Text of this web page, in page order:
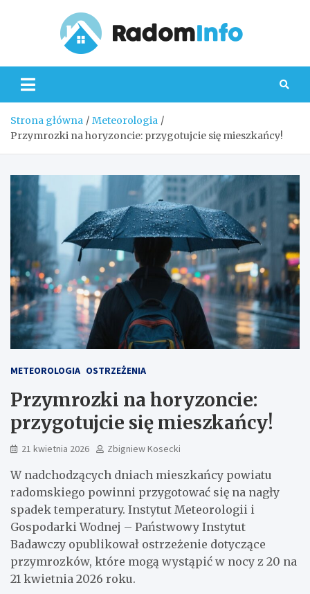
Strona główna
Meteorologia
Przymrozki na horyzoncie: przygotujcie się mieszkańcy!
METEOROLOGIA OSTRZEŻENIA
Przymrozki na horyzoncie:
przygotujcie się mieszkańcy!
21 kwietnia 2026 Zbigniew Kosecki
W nadchodzących dniach mieszkańcy powiatu
radomskiego powinni przygotować się na nagły
spadek temperatury. Instytut Meteorologii i
Gospodarki Wodnej – Państwowy Instytut
Badawczy opublikował ostrzeżenie dotyczące
przymrozków, które mogą wystąpić w nocy z 20 na
21 kwietnia 2026 roku.